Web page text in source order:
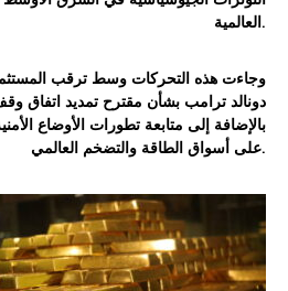
العالمية.
وجاءت هذه التحركات وسط ترقب
دونالد ترامب بشأن مقترح تمديد اتفاق
بالإضافة إلى متابعة تطورات الأوضاع
على أسواق الطاقة والتضخم العالمي .